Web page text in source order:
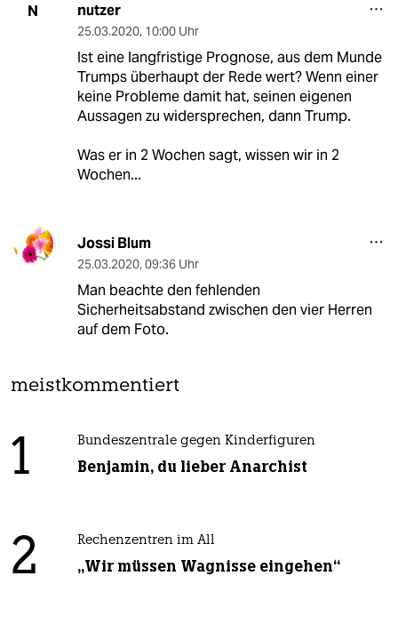
N nutzer
25.03.2020, 10:00 Uhr
Ist eine langfristige Prognose, aus dem Munde
Trumps überhaupt der Rede wert? Wenn einer
keine Probleme damit hat, seinen eigenen
Aussagen zu widersprechen, dann Trump.
Was er in 2 Wochen sagt, wissen wir in 2
Wochen...
Jossi Blum
25.03.2020, 09:36 Uhr
Man beachte den fehlenden
Sicherheitsabstand zwischen den vier Herren
auf dem Foto.
meistkommentiert
1 Bundeszentrale gegen Kinderfiguren
Benjamin, du lieber Anarchist
2 Rechenzentren im All
„Wir müssen Wagnisse eingehen“